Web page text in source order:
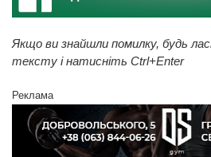
Якщо ви знайшли помилку, будь
тексту і натисніть Ctrl+Enter
Реклама